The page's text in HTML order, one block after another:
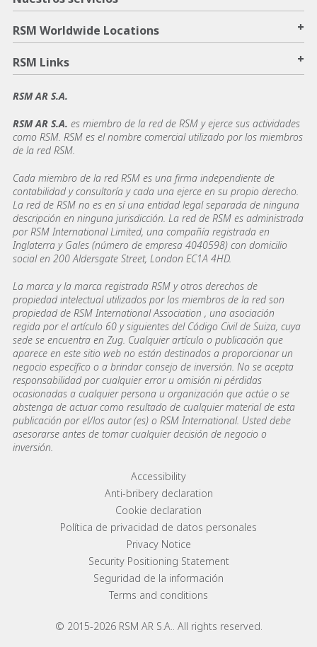
RSM Worldwide Locations +
RSM Links +
RSM AR S.A.
RSM AR S.A. es miembro de la red de RSM y ejerce sus actividades
como RSM. RSM es el nombre comercial utilizado por los miembros
de la red RSM.
Cada miembro de la red RSM es una firma independiente de
contabilidad y consultoría y cada una ejerce en su propio derecho.
La red de RSM no es en sí una entidad legal separada de ninguna
descripción en ninguna jurisdicción. La red de RSM es administrada
por RSM International Limited, una compañía registrada en
Inglaterra y Gales (número de empresa 4040598) con domicilio
social en 200 Aldersgate Street, London EC1A 4HD.
La marca y la marca registrada RSM y otros derechos de
propiedad intelectual utilizados por los miembros de la red son
propiedad de RSM International Association , una asociación
regida por el artículo 60 y siguientes del Código Civil de Suiza, cuya
sede se encuentra en Zug. Cualquier artículo o publicación que
aparece en este sitio web no están destinados a proporcionar un
negocio específico o a brindar consejo de inversión. No se acepta
responsabilidad por cualquier error u omisión ni pérdidas
ocasionadas a cualquier persona u organización que actúe o se
abstenga de actuar como resultado de cualquier material de esta
publicación por el/los autor (es) o RSM International. Usted debe
asesorarse antes de tomar cualquier decisión de negocio o
inversión.
© 2015-2026 RSM AR S.A.. All rights reserved.
Footer menu linksAccessibility
Anti-bribery declaration
Cookie declaration
Política de privacidad de datos personales
Privacy Notice
Security Positioning Statement
Seguridad de la información
Terms and conditions